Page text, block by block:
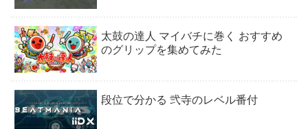
太鼓の達人 マイバチに巻く おすすめ
のグリップを集めてみた
段位で分かる 弐寺のレベル番付